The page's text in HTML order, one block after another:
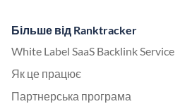
Більше від Ranktracker
White Label SaaS Backlink Service
Як це працює
Партнерська програма